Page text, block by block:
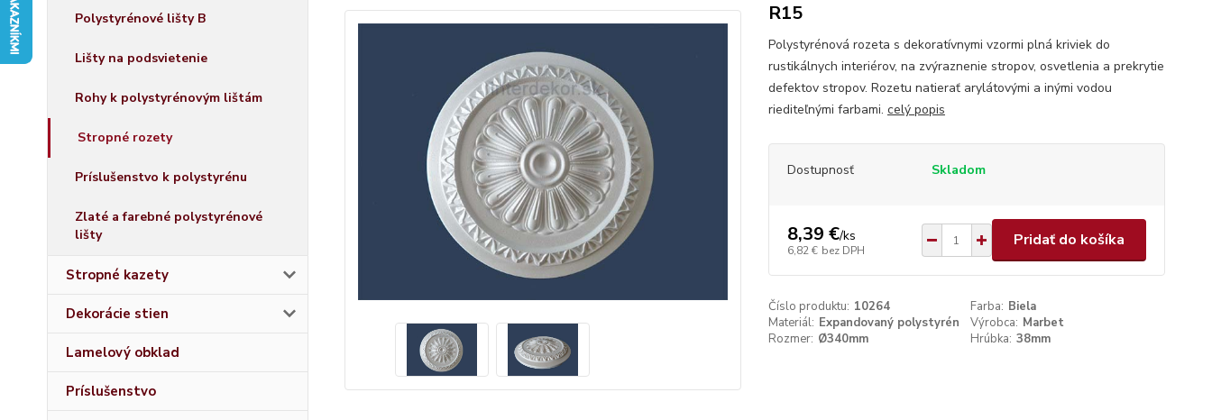
Polystyrénové lišty B
Lišty na podsvietenie
Rohy k polystyrénovým lištám
Stropné rozety
Príslušenstvo k polystyrénu
Zlaté a farebné polystyrénové
lišty
Stropné kazety
Dekorácie stien
Lamelový obklad
Príslušenstvo
R15
Polystyrénová rozeta s dekoratívnymi vzormi plná kriviek do
rustikálnych interiérov, na zvýraznenie stropov, osvetlenia a prekrytie
defektov stropov. Rozetu natierať arylátovými a inými vodou
riediteľnými farbami. celý popis
Dostupnosť Skladom
8,39 €/ks
6,82 € bez DPH
Pridať do košíka
Číslo produktu: 10264 Farba: Biela
Materiál: Expandovaný polystyrén Výrobca: Marbet
Rozmer: Ø340mm Hrúbka: 38mm